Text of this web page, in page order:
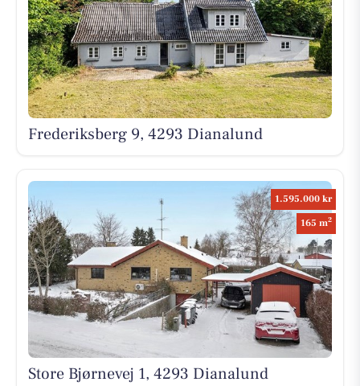
Frederiksberg 9, 4293 Dianalund
1.595.000 kr
165 m2
Store Bjørnevej 1, 4293 Dianalund